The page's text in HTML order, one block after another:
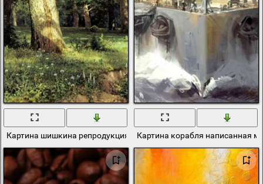
Картина шишкина репродукция масло холстКартина корабля написанная